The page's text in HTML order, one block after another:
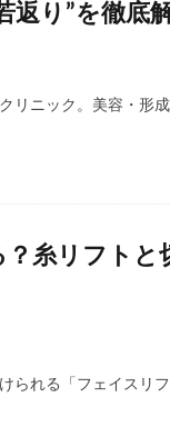
返り”を徹底
リニック。美容・形
糸リフトと
られる「フェイスリ